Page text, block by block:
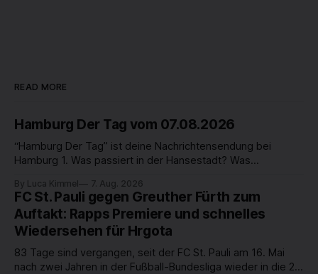
READ MORE
Hamburg Der Tag vom 07.08.2026
“Hamburg Der Tag” ist deine Nachrichtensendung bei
Hamburg 1. Was passiert in der Hansestadt? Was
in unserer Stadt an? Fragen, die von Montag bis Freitag LIVE
um 18 Uhr beantwortet werden - auf YouTube und im TV.
By Luca Kimmel 7. Aug. 2026
FC St. Pauli gegen Greuther Fürth zum
Auftakt: Rapps Premiere und schnelles
Wiedersehen für Hrgota
83 Tage sind vergangen, seit der FC St. Pauli am 16. Mai
nach zwei Jahren in der Fußball-Bundesliga wieder in die 2.